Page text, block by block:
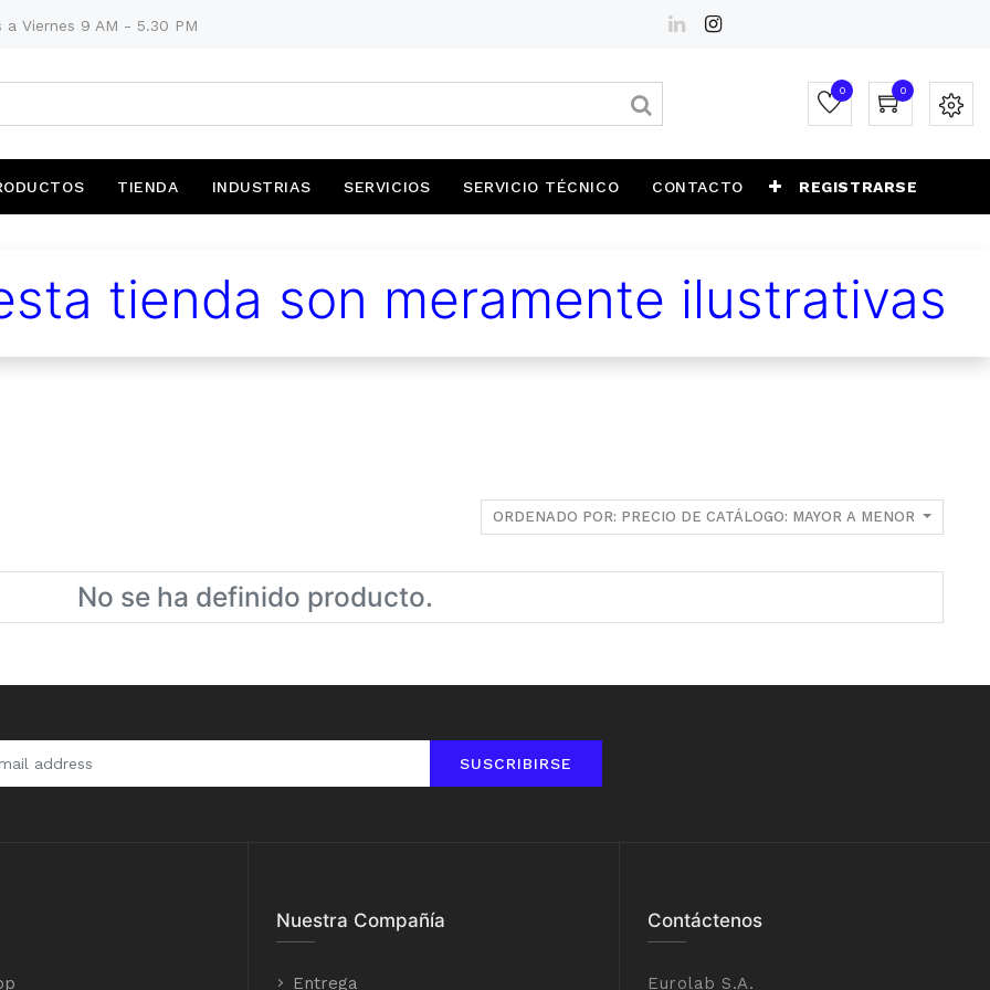
a Viernes 9 AM - 5.30 PM
0 0
TIENDA INDUSTRIAS SERVICIOS SERVICIO TÉCNICO CONTACTO REGISTRARSE
tienda son meramente ilustrativas
ORDENADO POR: PRECIO DE CATÁLOGO: MAYOR A MENOR
No se ha definido producto.
SUSCRIBIRSE
Nuestra Compañía
Entrega
Contáctenos
Eurolab S.A.